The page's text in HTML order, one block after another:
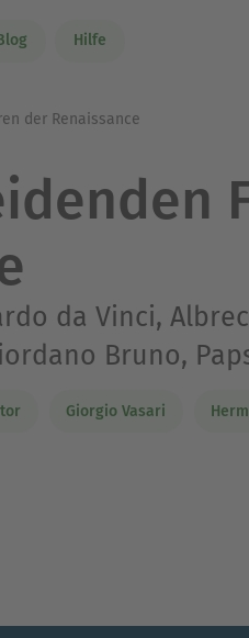
Hilfe
der Renaissance
da Vinci,
Bruno,
Giorgio Vasari